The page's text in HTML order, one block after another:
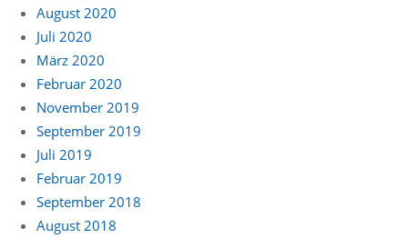
August 2020
Juli 2020
März 2020
Februar 2020
November 2019
September 2019
Juli 2019
Februar 2019
September 2018
August 2018